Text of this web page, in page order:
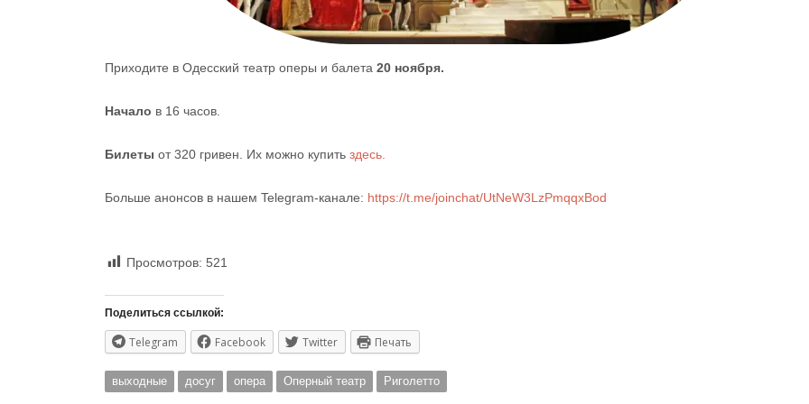
Приходите в Одесский театр оперы и балета 20 ноября.
Начало в 16 часов.
Билеты от 320 гривен. Их можно купить здесь.
Больше анонсов в нашем Telegram-канале: https://t.me/joinchat/UtNeW3LzPmqqxBod
Просмотров: 521
Поделиться ссылкой:
Telegram Facebook Twitter Печать
выходные досуг опера Оперный театр Риголетто